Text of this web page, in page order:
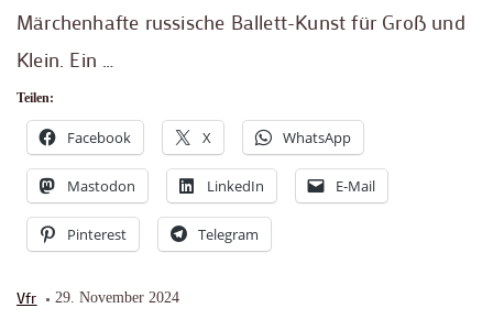
Märchenhafte russische Ballett-Kunst für Groß und
Klein. Ein …
Teilen:
Facebook X WhatsApp
Mastodon LinkedIn E-Mail
Pinterest Telegram
Vfr 29. November 2024